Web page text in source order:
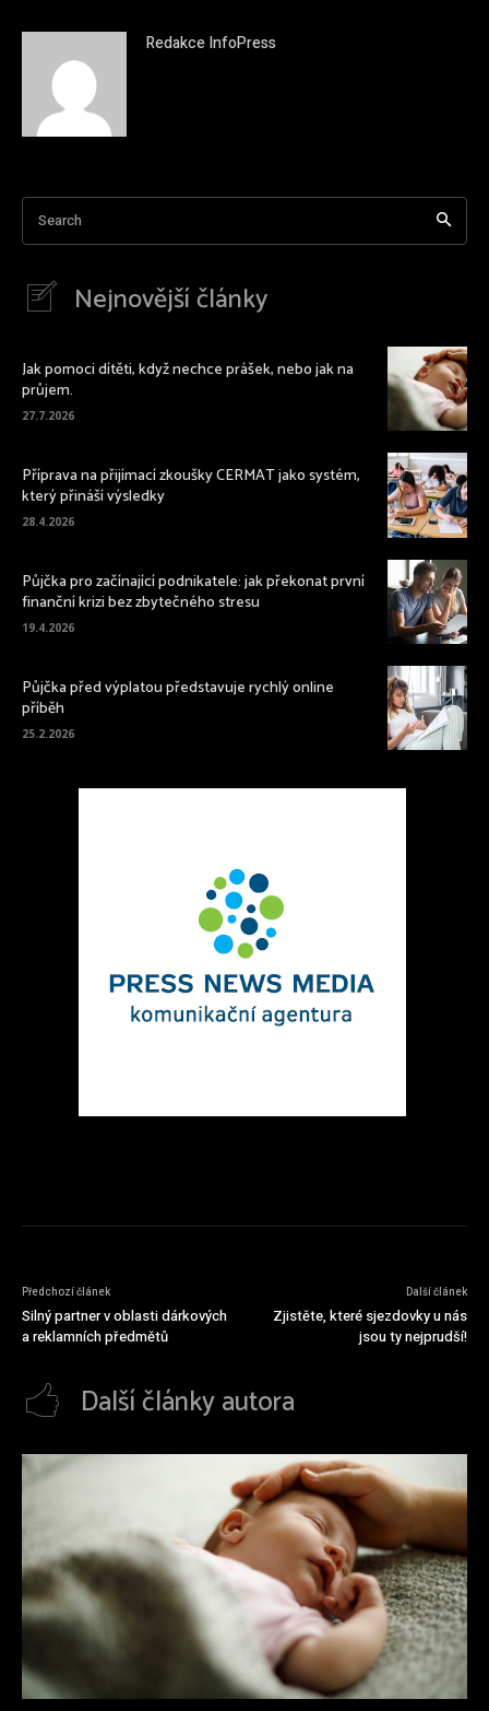
Redakce InfoPress
Search
Nejnovější články
Jak pomoci dítěti, když nechce prášek, nebo jak na
průjem.
27.7.2026
Příprava na přijímací zkoušky CERMAT jako systém,
který přináší výsledky
28.4.2026
Půjčka pro začínající podnikatele: jak překonat první
finanční krizi bez zbytečného stresu
19.4.2026
Půjčka před výplatou představuje rychlý online
příběh
25.2.2026
Předchozí článek
Silný partner v oblasti dárkových
a reklamních předmětů
Další článek
Zjistěte, které sjezdovky u nás
jsou ty nejprudší!
Další články autora